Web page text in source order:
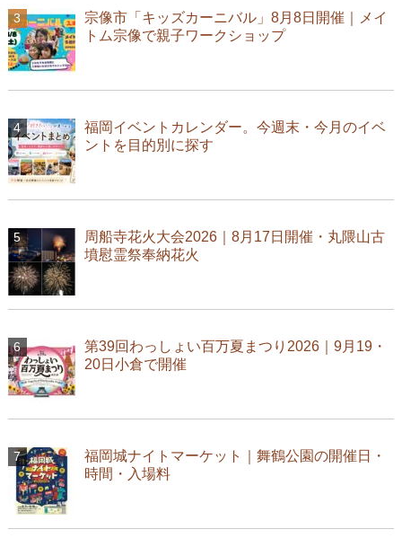
宗像市「キッズカーニバル」8月8日開催｜メイ
トム宗像で親子ワークショップ
福岡イベントカレンダー。今週末・今月のイベ
ントを目的別に探す
周船寺花火大会2026｜8月17日開催・丸隈山古
墳慰霊祭奉納花火
第39回わっしょい百万夏まつり2026｜9月19・
20日小倉で開催
福岡城ナイトマーケット｜舞鶴公園の開催日・
時間・入場料